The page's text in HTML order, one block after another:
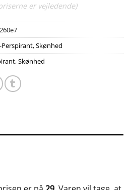
er vejledende)
,Skønhed
,Skønhed